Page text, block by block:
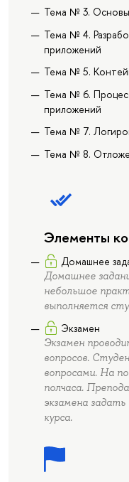
Тема № 3. Основы
Тема № 4.
приложений
Тема № 5.
Тема № 6.
приложений
Тема № 7.
Тема № 8.
Элементы
Домашнее
Домашнее
небольшое
выполняется
Экзамен
Экзамен
вопросов.
вопросами. На
полчаса.
экзамена
курса.